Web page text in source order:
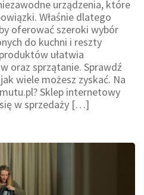
urządzenia, które
Właśnie dlatego
oferować szeroki wybór
do kuchni i reszty
ułatwia
oraz sprzątanie. Sprawdź
wiele możesz zyskać. Na
Sklep internetowy
w sprzedaży […]